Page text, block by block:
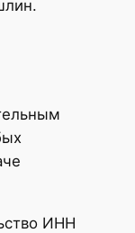
ИНН